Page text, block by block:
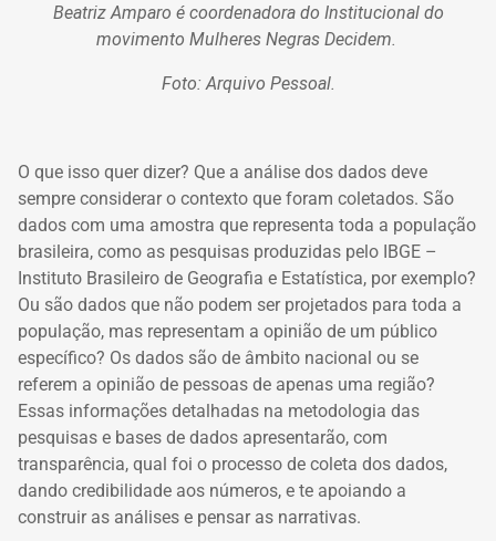
Beatriz Amparo é coordenadora do Institucional do
movimento Mulheres Negras Decidem.
Foto: Arquivo Pessoal.
O que isso quer dizer? Que a análise dos dados deve
sempre considerar o contexto que foram coletados. São
dados com uma amostra que representa toda a população
brasileira, como as pesquisas produzidas pelo IBGE –
Instituto Brasileiro de Geografia e Estatística, por exemplo?
Ou são dados que não podem ser projetados para toda a
população, mas representam a opinião de um público
específico? Os dados são de âmbito nacional ou se
referem a opinião de pessoas de apenas uma região?
Essas informações detalhadas na metodologia das
pesquisas e bases de dados apresentarão, com
transparência, qual foi o processo de coleta dos dados,
dando credibilidade aos números, e te apoiando a
construir as análises e pensar as narrativas.